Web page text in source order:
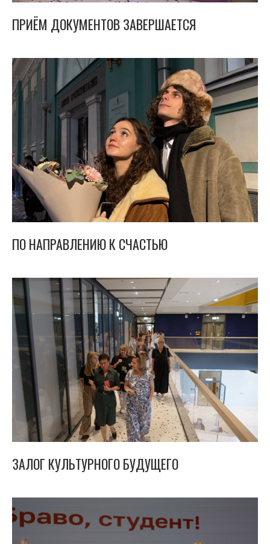
ПРИЁМ ДОКУМЕНТОВ ЗАВЕРШАЕТСЯ
ПО НАПРАВЛЕНИЮ К СЧАСТЬЮ
ЗАЛОГ КУЛЬТУРНОГО БУДУЩЕГО